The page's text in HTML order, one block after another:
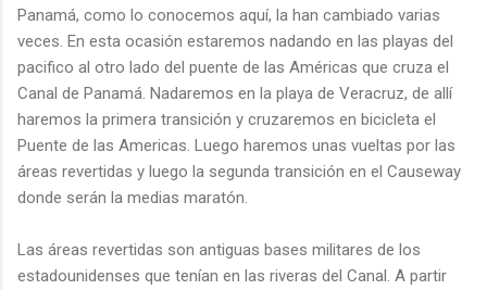
Panamá, como lo conocemos aquí, la han cambiado varias
veces. En esta ocasión estaremos nadando en las playas del
pacifico al otro lado del puente de las Américas que cruza el
Canal de Panamá. Nadaremos en la playa de Veracruz, de allí
haremos la primera transición y cruzaremos en bicicleta el
Puente de las Americas. Luego haremos unas vueltas por las
áreas revertidas y luego la segunda transición en el Causeway
donde serán la medias maratón.
Las áreas revertidas son antiguas bases militares de los
estadounidenses que tenían en las riveras del Canal. A partir